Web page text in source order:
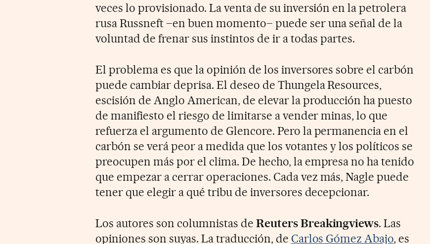
veces lo provisionado. La venta de su inversión en la petrolera
rusa Russneft –en buen momento– puede ser una señal de la
voluntad de frenar sus instintos de ir a todas partes.
El problema es que la opinión de los inversores sobre el carbón
puede cambiar deprisa. El deseo de Thungela Resources,
escisión de Anglo American, de elevar la producción ha puesto
de manifiesto el riesgo de limitarse a vender minas, lo que
refuerza el argumento de Glencore. Pero la permanencia en el
carbón se verá peor a medida que los votantes y los políticos se
preocupen más por el clima. De hecho, la empresa no ha tenido
que empezar a cerrar operaciones. Cada vez más, Nagle puede
tener que elegir a qué tribu de inversores decepcionar.
Los autores son columnistas de Reuters Breakingviews. Las
opiniones son suyas. La traducción, de Carlos Gómez Abajo, es